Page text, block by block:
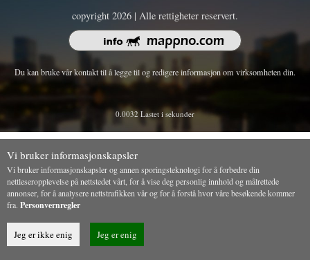
copyright 2026 | Alle rettigheter reservert.
Du kan bruke vår kontakt til å legge til og redigere informasjon om virksomheten din.
0.0032 Lastet i sekunder
Vi bruker informasjonskapsler
Vi bruker informasjonskapsler og annen sporingsteknologi for å forbedre din
nettleseropplevelse på nettstedet vårt, for å vise deg personlig innhold og målrettede
annonser, for å analysere nettstrafikken vår og for å forstå hvor våre besøkende kommer
fra. Personvernregler
Jeg er ikke enig Jeg er enig